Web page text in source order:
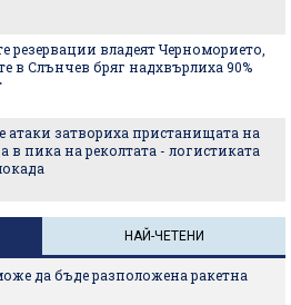
резервации владеят Черноморието,
в Слънчев бряг надхвърлиха 90%
атаки затвориха пристанищата на
в пика на реколтата - логистиката
НАЙ-ЧЕТЕНИ
да бъде разположена ракетна